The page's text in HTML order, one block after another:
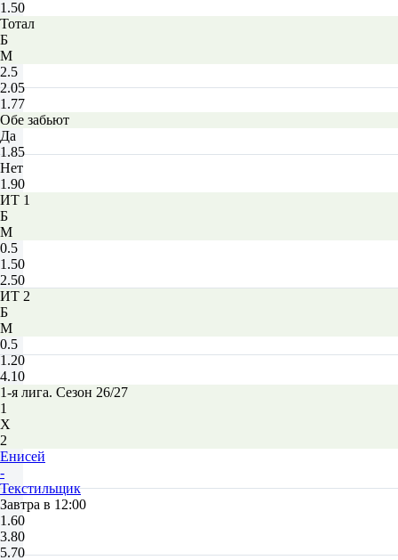
1.50
Тотал
Б
М
2.5
2.05
1.77
Обе забьют
Да
1.85
Нет
1.90
ИТ 1
Б
М
0.5
1.50
2.50
ИТ 2
Б
М
0.5
1.20
4.10
1-я лига. Сезон 26/27
1
Х
2
Енисей
-
Текстильщик
Завтра в 12:00
1.60
3.80
5.70